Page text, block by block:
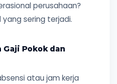
perusahaan?
yang sering terjadi.
Gaji Pokok dan
atau jam kerja